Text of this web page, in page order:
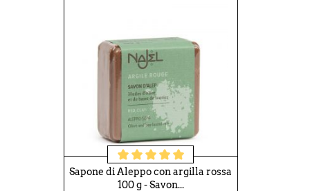
Sapone di Aleppo con argilla rossa
100 g - Savon...